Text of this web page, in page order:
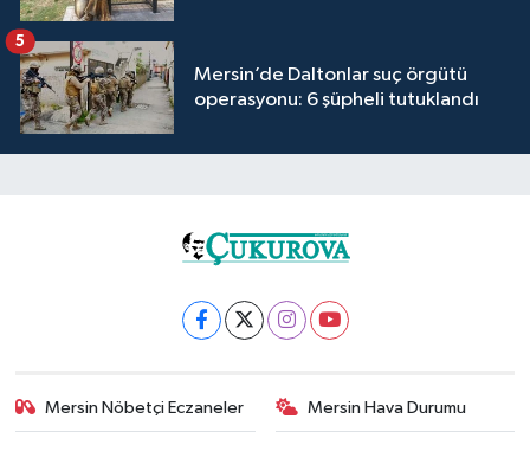
Mersin’de Daltonlar suç örgütü
operasyonu: 6 şüpheli tutuklandı
5
Mersin Nöbetçi Eczaneler Mersin Hava Durumu